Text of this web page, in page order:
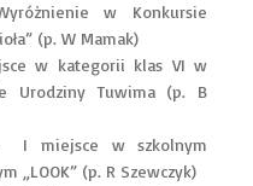
w Konkursie
(p. W Mamak)
w kategorii klas VI w
Urodziny Tuwima (p. B
I miejsce w szkolnym
„LOOK” (p. R Szewczyk)